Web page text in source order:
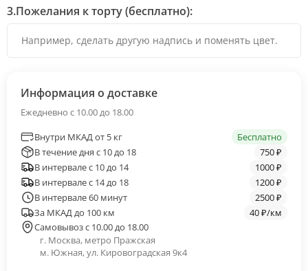
яркий вкус шоколада и тягучей карамели, не
оставляя ни единого шанса остаться
3.Пожелания к торту (бесплатно):
Информация о доставке
Ежедневно с 10.00 до 18.00
Внутри МКАД от 5 кг
Бесплатно
В течение дня с 10 до 18
750 ₽
В интервале с 10 до 14
1000 ₽
В интервале с 14 до 18
1200 ₽
В интервале 60 минут
2500 ₽
За МКАД до 100 км
40 ₽/км
Самовывоз с 10.00 до 18.00
г. Москва, метро Пражская
м. Южная, ул. Кировоградская 9к4